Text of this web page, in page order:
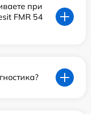
при
FMR 54